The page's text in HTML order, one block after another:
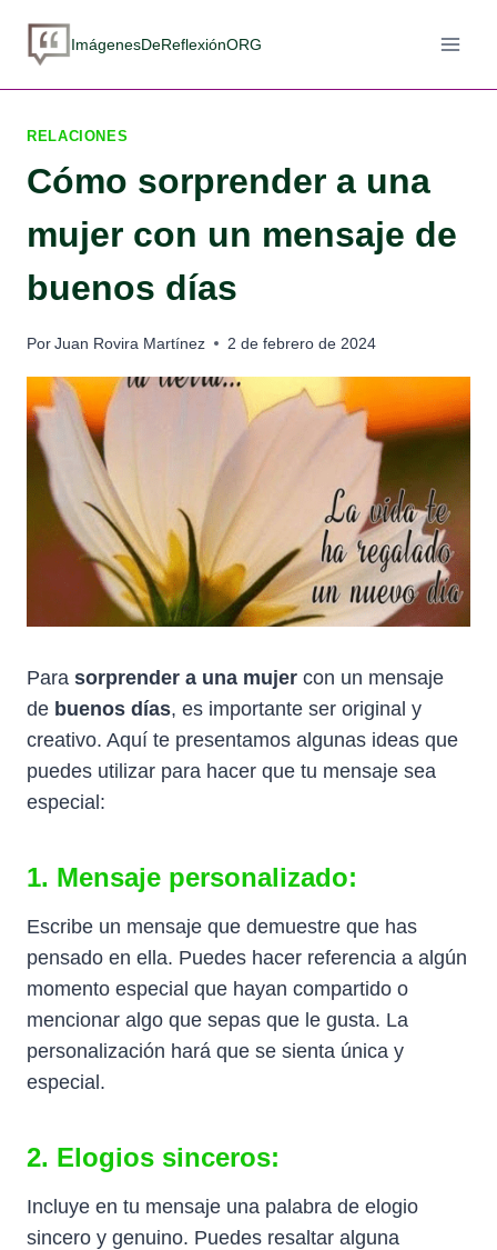
ImágenesDeReflexiónORG
RELACIONES
Cómo sorprender a una
mujer con un mensaje de
buenos días
PorJuan Rovira Martínez 2 de febrero de 2024
Para sorprender a una mujer con un mensaje
de buenos días, es importante ser original y
creativo. Aquí te presentamos algunas ideas que
puedes utilizar para hacer que tu mensaje sea
especial:
1. Mensaje personalizado:
Escribe un mensaje que demuestre que has
pensado en ella. Puedes hacer referencia a algún
momento especial que hayan compartido o
mencionar algo que sepas que le gusta. La
personalización hará que se sienta única y
especial.
2. Elogios sinceros:
Incluye en tu mensaje una palabra de elogio
sincero y genuino. Puedes resaltar alguna